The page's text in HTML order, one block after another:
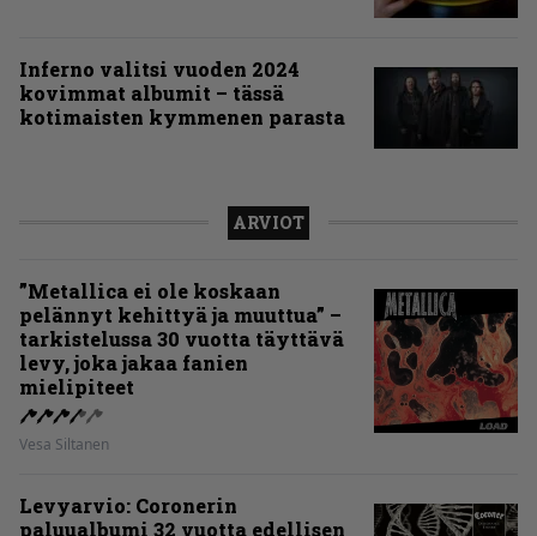
Inferno valitsi vuoden 2024
kovimmat albumit – tässä
kotimaisten kymmenen parasta
ARVIOT
”Metallica ei ole koskaan
pelännyt kehittyä ja muuttua” –
tarkistelussa 30 vuotta täyttävä
levy, joka jakaa fanien
mielipiteet
Vesa Siltanen
Levyarvio: Coronerin
paluualbumi 32 vuotta edellisen